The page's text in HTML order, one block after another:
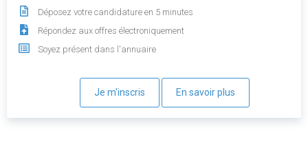
Déposez votre candidature en 5 minutes
Répondez aux offres électroniquement
Soyez présent dans l'annuaire
Je m'inscris En savoir plus